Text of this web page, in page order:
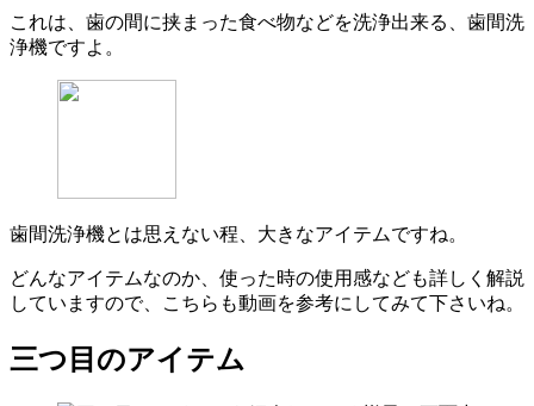
これは、歯の間に挟まった食べ物などを洗浄出来る、歯間洗
浄機ですよ。
歯間洗浄機とは思えない程、大きなアイテムですね。
どんなアイテムなのか、使った時の使用感なども詳しく解説
していますので、こちらも動画を参考にしてみて下さいね。
三つ目のアイテム